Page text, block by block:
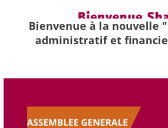
Bienvenue à la nouvelle
administratif et